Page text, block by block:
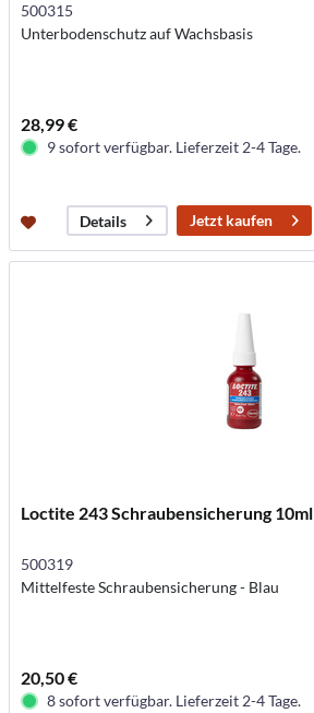
500315
Unterbodenschutz auf Wachsbasis
28,99 €
9 sofort verfügbar. Lieferzeit 2-4 Tage.
Details Jetzt kaufen
Loctite 243 Schraubensicherung 10ml
500319
Mittelfeste Schraubensicherung - Blau
20,50 €
8 sofort verfügbar. Lieferzeit 2-4 Tage.